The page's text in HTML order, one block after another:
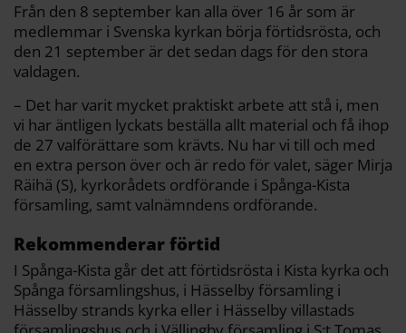
Från den 8 september kan alla över 16 år som är
medlemmar i Svenska kyrkan börja förtidsrösta, och
den 21 september är det sedan dags för den stora
valdagen.
– Det har varit mycket praktiskt arbete att stå i, men
vi har äntligen lyckats beställa allt material och få ihop
de 27 valförättare som krävts. Nu har vi till och med
en extra person över och är redo för valet, säger Mirja
Räihä (S), kyrkorådets ordförande i Spånga-Kista
församling, samt valnämndens ordförande.
Rekommenderar förtid
I Spånga-Kista går det att förtidsrösta i Kista kyrka och
Spånga församlingshus, i Hässelby församling i
Hässelby strands kyrka eller i Hässelby villastads